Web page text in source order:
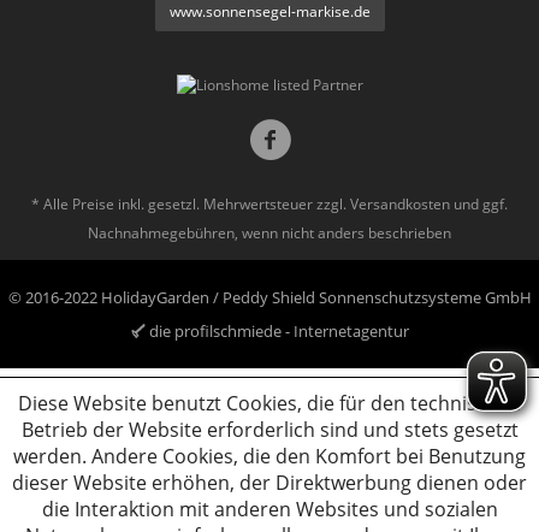
www.sonnensegel-markise.de
* Alle Preise inkl. gesetzl. Mehrwertsteuer zzgl. Versandkosten und ggf.
Nachnahmegebühren, wenn nicht anders beschrieben
© 2016-2022 HolidayGarden / Peddy Shield Sonnenschutzsysteme GmbH
die profilschmiede - Internetagentur
Diese Website benutzt Cookies, die für den technischen
Betrieb der Website erforderlich sind und stets gesetzt
werden. Andere Cookies, die den Komfort bei Benutzung
dieser Website erhöhen, der Direktwerbung dienen oder
die Interaktion mit anderen Websites und sozialen